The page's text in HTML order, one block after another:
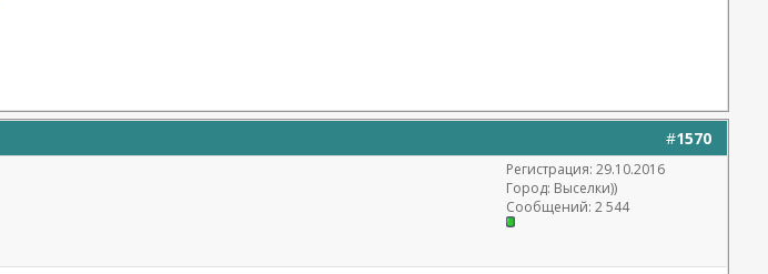
#1570
Регистрация: 29.10.2016
Город: Выселки))
Сообщений: 2 544